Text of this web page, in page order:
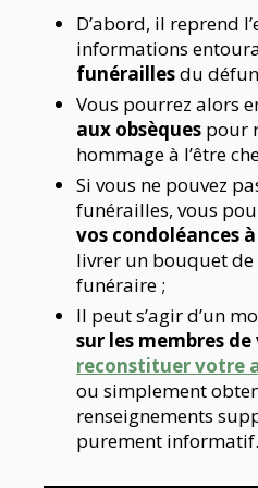
D’abord, il reprend
informations
funéraillesdu
Vous pourrez alors
aux obsèques pour
hommage à l’être
Si vous ne pouvez
funérailles, vous
vos condoléances
livrer un bouquet
funéraire ;
Il peut s’agir d’un
sur les membres
reconstituer votre
ou simplement
renseignements
purement informatif.